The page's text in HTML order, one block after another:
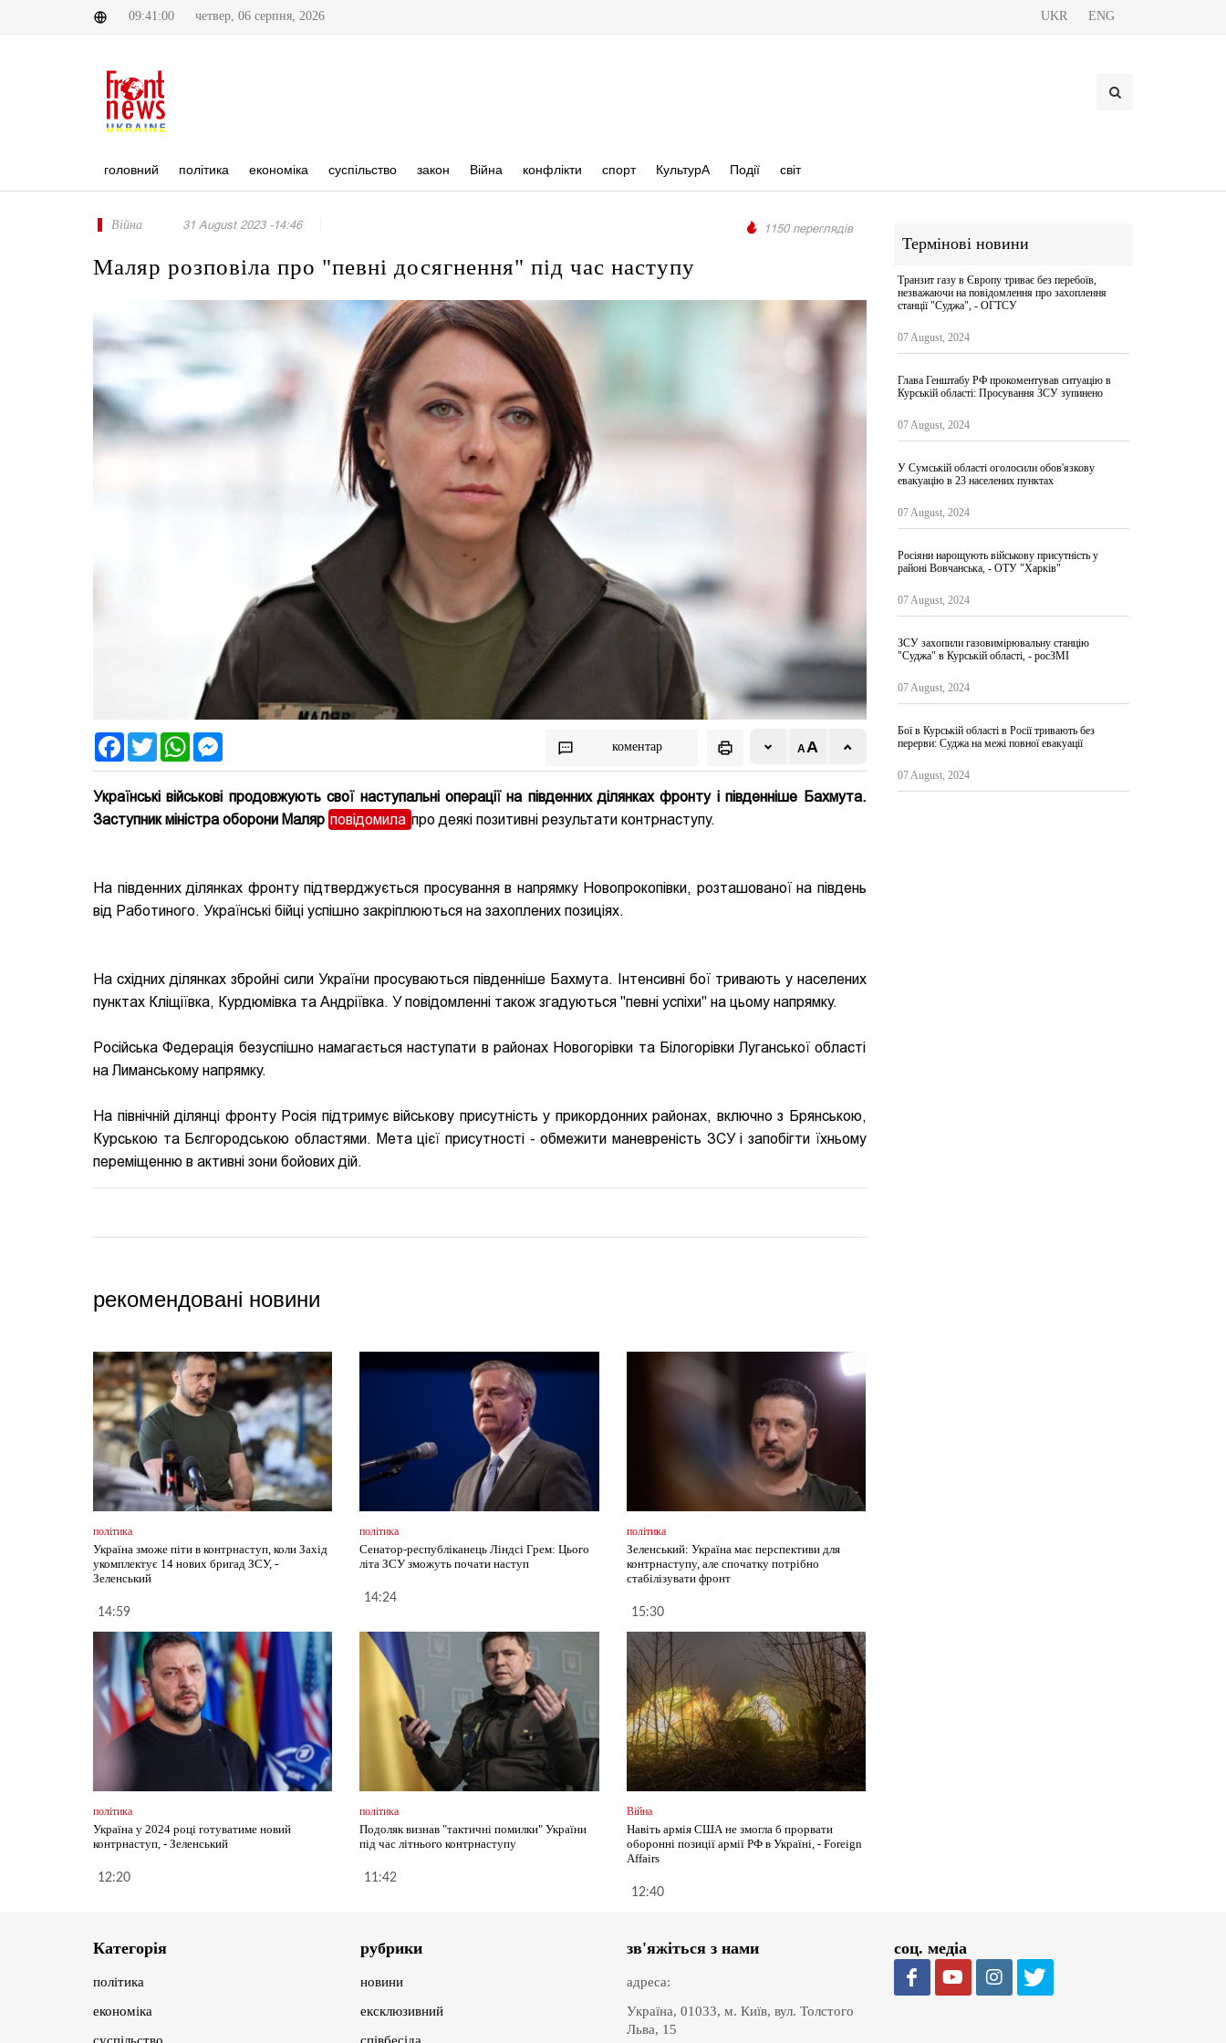
09:41:00 четвер, 06 серпня, 2026 UKR ENG
головний політика економіка суспільство закон Війна конфлікти спорт КультурА Події світ
Війна 31 August 2023 -14:46 1150 переглядів
Маляр розповіла про "певні досягнення" під час наступу
FacebookTwitter WhatsApp коментар
Українські військові продовжують свої наступальні операції на південних ділянках фронту і південніше Бахмута.
Заступник міністра оборони Маляр повідомила про деякі позитивні результати контрнаступу.
На південних ділянках фронту підтверджується просування в напрямку Новопрокопівки, розташованої на південь
від Работиного. Українські бійці успішно закріплюються на захоплених позиціях.
На східних ділянках збройні сили України просуваються південніше Бахмута. Інтенсивні бої тривають у населених
пунктах Кліщіївка, Курдюмівка та Андріївка. У повідомленні також згадуються "певні успіхи" на цьому напрямку.
Російська Федерація безуспішно намагається наступати в районах Новогорівки та Білогорівки Луганської області
на Лиманському напрямку.
На північній ділянці фронту Росія підтримує військову присутність у прикордонних районах, включно з Брянською,
Курською та Бєлгородською областями. Мета цієї присутності - обмежити маневреність ЗСУ і запобігти їхньому
переміщенню в активні зони бойових дій.
рекомендовані новини
політика
Україна зможе піти в контрнаступ, коли Захід
укомплектує 14 нових бригад ЗСУ, -
Зеленський
14:59
політика
Сенатор-республіканець Ліндсі Грем: Цього
літа ЗСУ зможуть почати наступ
14:24
політика
Зеленський: Україна має перспективи для
контрнаступу, але спочатку потрібно
стабілізувати фронт
15:30
політика
Україна у 2024 році готуватиме новий
контрнаступ, - Зеленський
12:20
політика
Подоляк визнав "тактичні помилки" України
під час літнього контрнаступу
11:42
Війна
Навіть армія США не змогла б прорвати
оборонні позиції армії РФ в Україні, - Foreign
Affairs
12:40
Термінові новини
Транзит газу в Європу триває без перебоїв,
незважаючи на повідомлення про захоплення
станції "Суджа", - ОГТСУ
07 August, 2024
Глава Генштабу РФ прокоментував ситуацію в
Курській області: Просування ЗСУ зупинено
07 August, 2024
У Сумській області оголосили обов'язкову
евакуацію в 23 населених пунктах
07 August, 2024
Росіяни нарощують військову присутність у
районі Вовчанська, - ОТУ "Харків"
07 August, 2024
ЗСУ захопили газовимірювальну станцію
"Суджа" в Курській області, - росЗМІ
07 August, 2024
Бої в Курській області в Росії тривають без
перерви: Суджа на межі повної евакуації
07 August, 2024
Категорія
політика
економіка
рубрики
новини
ексклюзивний
зв'яжіться з нами
адреса:
Україна, 01033, м. Київ, вул. Толстого
Льва, 15
соц. медіа